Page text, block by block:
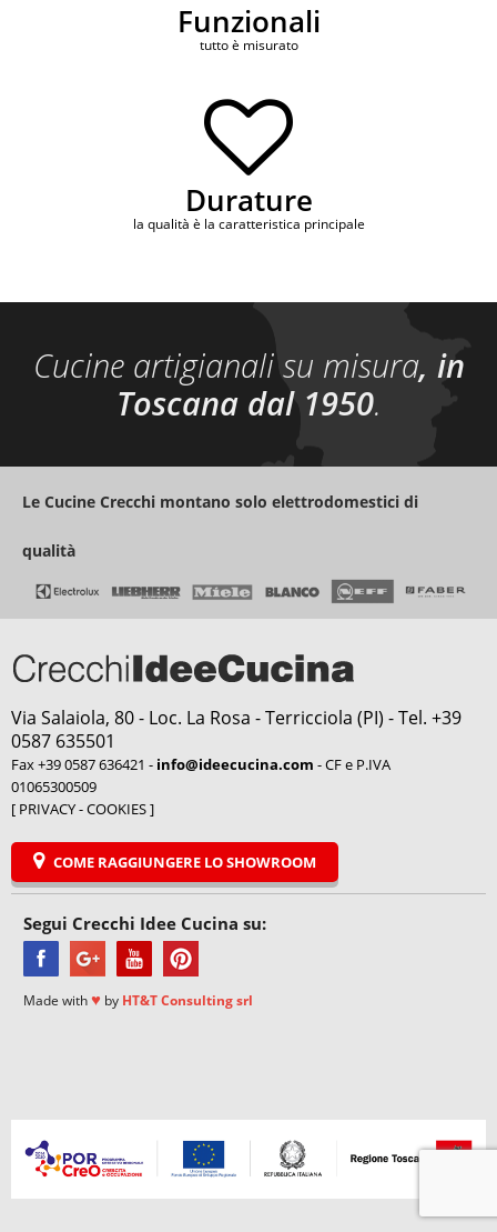
Funzionali
tutto è misurato
Durature
la qualità è la caratteristica principale
Cucine artigianali su misura, in
Toscana dal 1950.
Le Cucine Crecchi montano solo elettrodomestici di
qualità
Via Salaiola, 80 - Loc. La Rosa - Terricciola (PI) - Tel. +39
0587 635501
Fax +39 0587 636421 - info@ideecucina.com - CF e P.IVA
01065300509
[ PRIVACY-COOKIES]
COME RAGGIUNGERE LO SHOWROOM
Segui Crecchi Idee Cucina su:
Made with♥ by HT&T Consulting srl